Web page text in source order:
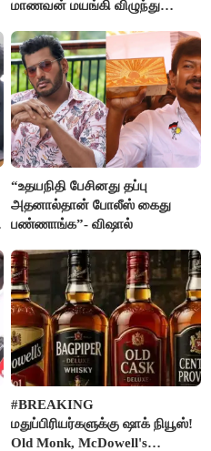
மாணவன் மயங்கி விழுந்து
“உதயநிதி பேசினது தப்பு
அதனால்தான் போலீஸ் கைது
பண்ணாங்க”- விஷால்
#BREAKING
மதுப்பிரியர்களுக்கு ஷாக் நியூஸ்!
Old Monk, McDowell's